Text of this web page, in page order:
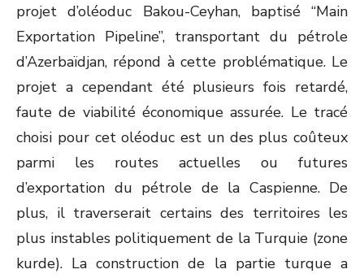
projet d’oléoduc Bakou-Ceyhan, baptisé “Main
Exportation Pipeline”, transportant du pétrole
d’Azerbaïdjan, répond à cette problématique. Le
projet a cependant été plusieurs fois retardé,
faute de viabilité économique assurée. Le tracé
choisi pour cet oléoduc est un des plus coûteux
parmi les routes actuelles ou futures
d’exportation du pétrole de la Caspienne. De
plus, il traverserait certains des territoires les
plus instables politiquement de la Turquie (zone
kurde). La construction de la partie turque a